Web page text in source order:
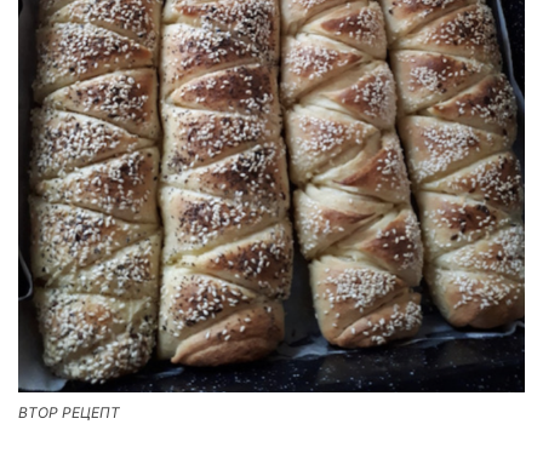
ВТОР РЕЦЕПТ